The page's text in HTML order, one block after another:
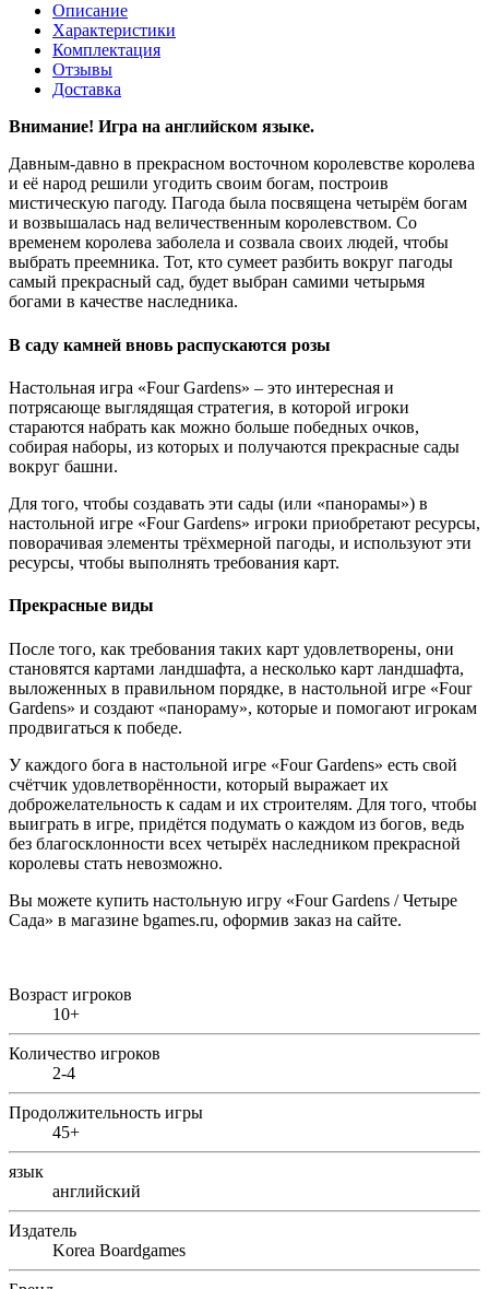
Описание
Характеристики
Комплектация
Отзывы
Доставка
Внимание! Игра на английском языке.
Давным-давно в прекрасном восточном королевстве королева
и её народ решили угодить своим богам, построив
мистическую пагоду. Пагода была посвящена четырём богам
и возвышалась над величественным королевством. Со
временем королева заболела и созвала своих людей, чтобы
выбрать преемника. Тот, кто сумеет разбить вокруг пагоды
самый прекрасный сад, будет выбран самими четырьмя
богами в качестве наследника.
В саду камней вновь распускаются розы
Настольная игра «Four Gardens» – это интересная и
потрясающе выглядящая стратегия, в которой игроки
стараются набрать как можно больше победных очков,
собирая наборы, из которых и получаются прекрасные сады
вокруг башни.
Для того, чтобы создавать эти сады (или «панорамы») в
настольной игре «Four Gardens» игроки приобретают ресурсы,
поворачивая элементы трёхмерной пагоды, и используют эти
ресурсы, чтобы выполнять требования карт.
Прекрасные виды
После того, как требования таких карт удовлетворены, они
становятся картами ландшафта, а несколько карт ландшафта,
выложенных в правильном порядке, в настольной игре «Four
Gardens» и создают «панораму», которые и помогают игрокам
продвигаться к победе.
У каждого бога в настольной игре «Four Gardens» есть свой
счётчик удовлетворённости, который выражает их
доброжелательность к садам и их строителям. Для того, чтобы
выиграть в игре, придётся подумать о каждом из богов, ведь
без благосклонности всех четырёх наследником прекрасной
королевы стать невозможно.
Вы можете купить настольную игру «Four Gardens / Четыре
Сада» в магазине bgames.ru, оформив заказ на сайте.
Возраст игроков
10+
Количество игроков
2-4
Продолжительность игры
45+
язык
английский
Издатель
Korea Boardgames